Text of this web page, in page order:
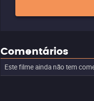
Comentários
Este filme ainda não tem